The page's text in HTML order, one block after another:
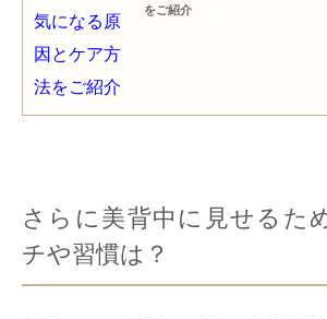
をご紹介
さらに美背中に見せるた
チや習慣は？